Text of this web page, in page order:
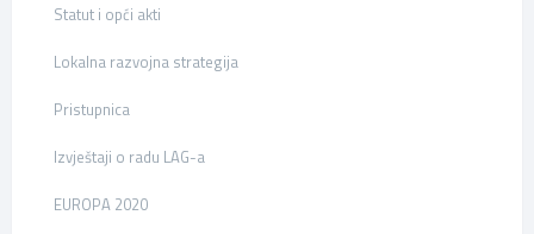
Statut i opći akti
Lokalna razvojna strategija
Pristupnica
Izvještaji o radu LAG-a
EUROPA 2020